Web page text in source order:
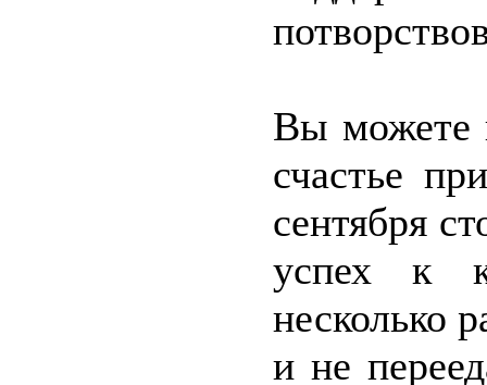
Вы можете
счастье
сентября
успех к
несколько
и не